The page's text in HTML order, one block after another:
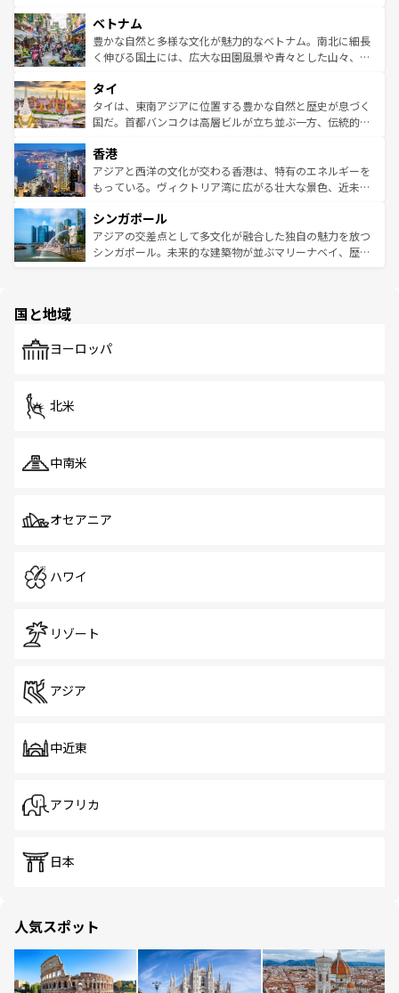
参照してほしい。
容にもいいと評判のスイーツなど、バラエティ豊かな料理
が味わえる。 なお、新着の台湾情報は コンテンツ一覧を参
照してほしい。
き、地方に足を延ばせば四季折々の自然美を楽しむことが
できる。そして、キムチや焼肉、絶品のストリートフード
まで、さまざまな韓国料理が待っている。夜には、韓国な
リティに包まれながら、韓国の多彩な魅力を心ゆくまで味
わってみてほしい。 なお、新着の韓国情報はコンテンツ一
覧を参照してほしい。
ベトナム
豊かな自然と多様な文化が魅力的なベトナム。南北に細長
く伸びる国土には、広大な田園風景や青々とした山々、世
急速な発展と共に伝統が息づく。ハノイの古い町並みやホ
ーチミン市のフランス統治時代の建物も、独特の雰囲気を
醸し出している。また、バラエティの豊かさとおいしさで
とつ。フォーやバインミー、ベトナムコーヒーなどは、ぜ
ひ現地で味わいたい。どの地域を訪れてもあたたかい人々
が旅行者を迎えてくれるので、きっと忘れられない旅にな
参照してほしい。
タイ
タイは、東南アジアに位置する豊かな自然と歴史が息づく
国だ。首都バンコクは高層ビルが立ち並ぶ一方、伝統的な
の活気が交差している。北部ではチェンマイなどの山岳地
帯で自然と触れ合い、南部ではプーケットやクラビの美し
いビーチでリゾート気分を楽しむことができる。タイ料理
激する。気候は一年中温暖で、どの季節にも異なる楽しみ
が待っている。親しみやすいタイの人々、仏教を中心とし
た文化、そして多様な観光資源が、訪れる旅人を魅了し続
香港
アジアと西洋の文化が交わる香港は、特有のエネルギーを
もっている。ヴィクトリア湾に広がる壮大な景色、近未来
み、どこを訪れても感動するはず。観光スポットが密集し
ており、効率よく見どころを回れるのも魅力。息をのむよ
うな絶景から文化的な体験まで、香港を存分に楽しみ尽く
シンガポール
アジアの交差点として多文化が融合した独自の魅力を放つ
シンガポール。未来的な建築物が並ぶマリーナベイ、歴史
で、ホーカーズは地元の風情を楽しめる外せないスポット
国と地域
ヨーロッパ
北米
中南米
オセアニア
ハワイ
リゾート
アジア
中近東
アフリカ
日本
人気スポット